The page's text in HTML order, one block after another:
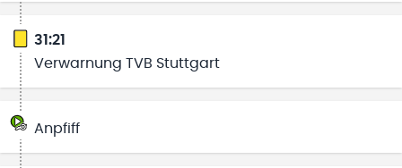
31:21
Verwarnung TVB Stuttgart
Anpfiff